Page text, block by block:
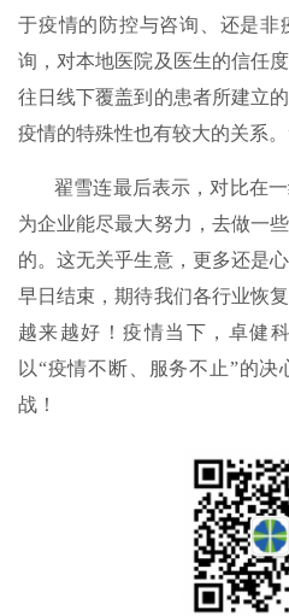
于疫情的防控与咨询、还是非
询，对本地医院及医生的信任
往日线下覆盖到的患者所建立
疫情的特殊性也有较大的关系。
翟雪连最后表示，对比在
为企业能尽最大努力，去做一
的。这无关乎生意，更多还是
早日结束，期待我们各行业恢
越来越好！疫情当下，卓健
以“疫情不断、服务不止”的
战！